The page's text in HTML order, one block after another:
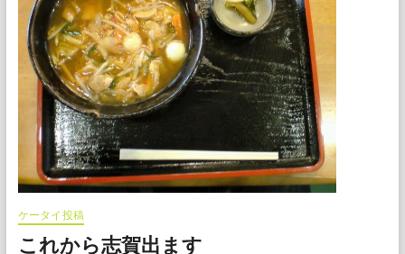
目-
雲
の
中-
＆
花
祭
り
舞
習
ケータイ投稿
これから志賀出ます